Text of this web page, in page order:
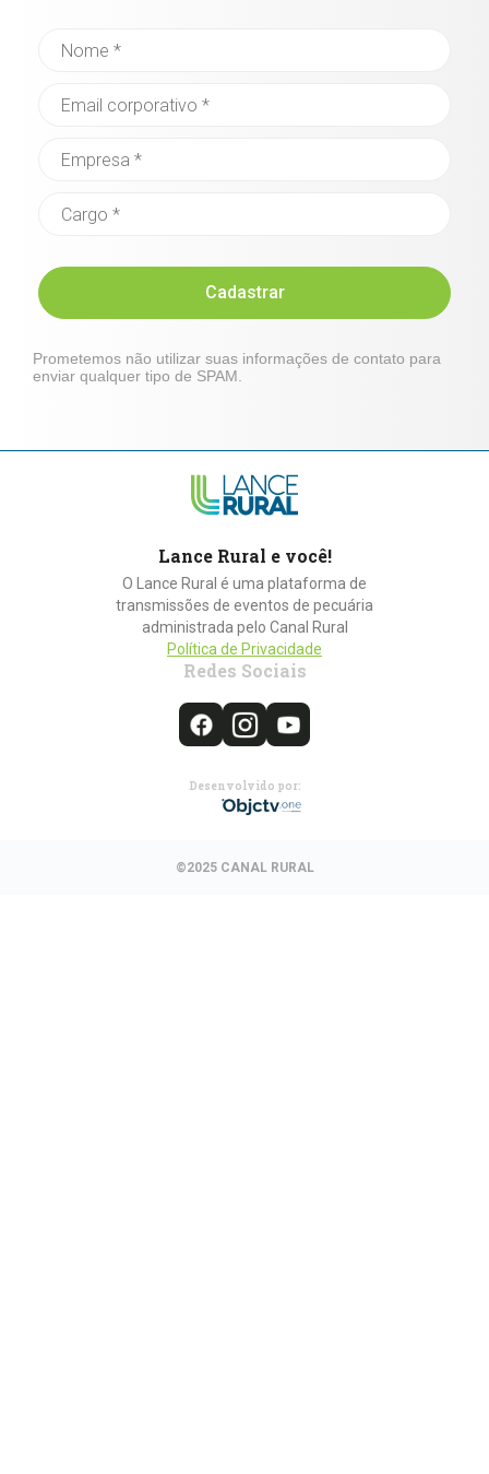
Cadastrar
Prometemos não utilizar suas informações de contato para
enviar qualquer tipo de SPAM.
Lance Rural e você!
O Lance Rural é uma plataforma de
transmissões de eventos de pecuária
administrada pelo Canal Rural
Política de Privacidade
Redes Sociais
Desenvolvido por:
©2025 CANAL RURAL